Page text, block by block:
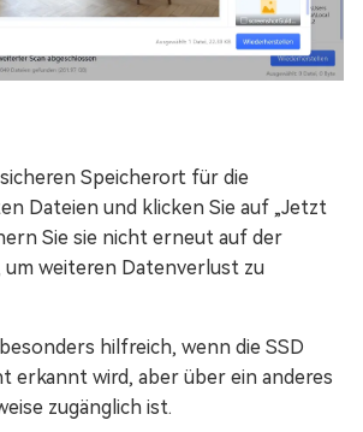
Speicherort für die
Dateien und klicken Sie auf „Jetzt
Sie sie nicht erneut auf der
um weiteren Datenverlust zu
hilfreich, wenn die SSD
erkannt wird, aber über ein anderes
zugänglich ist.